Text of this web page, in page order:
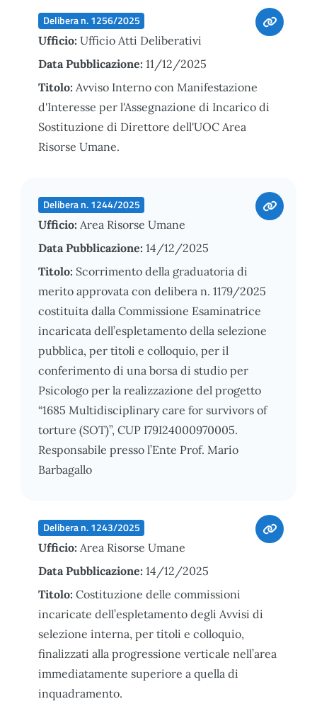
Delibera n. 1256/2025
Ufficio: Ufficio Atti Deliberativi
Data Pubblicazione: 11/12/2025
Titolo: Avviso Interno con Manifestazione
d'Interesse per l'Assegnazione di Incarico di
Sostituzione di Direttore dell'UOC Area
Risorse Umane.
Delibera n. 1244/2025
Ufficio: Area Risorse Umane
Data Pubblicazione: 14/12/2025
Titolo: Scorrimento della graduatoria di
merito approvata con delibera n. 1179/2025
costituita dalla Commissione Esaminatrice
incaricata dell’espletamento della selezione
pubblica, per titoli e colloquio, per il
conferimento di una borsa di studio per
Psicologo per la realizzazione del progetto
“1685 Multidisciplinary care for survivors of
torture (SOT)”, CUP I79I24000970005.
Responsabile presso l’Ente Prof. Mario
Barbagallo
Delibera n. 1243/2025
Ufficio: Area Risorse Umane
Data Pubblicazione: 14/12/2025
Titolo: Costituzione delle commissioni
incaricate dell’espletamento degli Avvisi di
selezione interna, per titoli e colloquio,
finalizzati alla progressione verticale nell’area
immediatamente superiore a quella di
inquadramento.